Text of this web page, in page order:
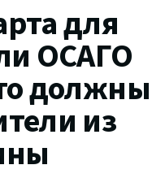
для
ОСАГО
должны
из